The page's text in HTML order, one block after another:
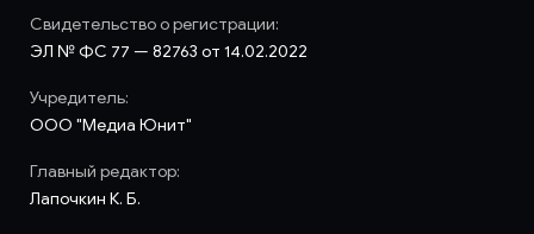
Свидетельство о регистрации:
ЭЛ № ФС 77 — 82763 от 14.02.2022
Учредитель:
ООО "Медиа Юнит"
Главный редактор:
Лапочкин К. Б.